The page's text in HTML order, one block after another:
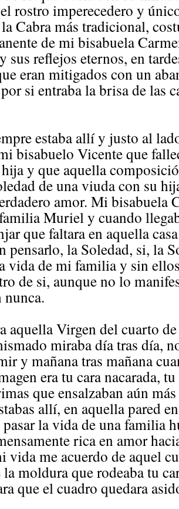
rostro imperecedero y
Cabra más tradicional,
de mi bisabuela
sus reflejos eternos, en
eran mitigados con un
si entraba la brisa de las
estaba allí y justo al
bisabuelo Vicente que
y que aquella
de una viuda con su
amor. Mi bisabuela
Muriel y cuando
que faltara en aquella
pensarlo, la Soledad, si, la
vida de mi familia y sin
de si, aunque no lo
aquella Virgen del cuarto
miraba día tras día,
y mañana tras mañana
era tu cara nacarada,
que ensalzaban aún
allí, en aquella pared
la vida de una familia
rica en amor
vida me acuerdo de aquel
moldura que rodeaba tu
que el cuadro quedara